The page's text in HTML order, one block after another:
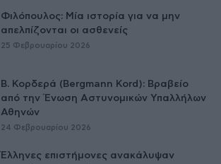
Φιλόπουλος: Μία ιστορία για να μην
απελπίζονται οι ασθενείς
25 Φεβρουαρίου 2026
Β. Κορδερά (Bergmann Kord): Βραβείο
από την Ένωση Αστυνομικών Υπαλλήλων
Αθηνών
24 Φεβρουαρίου 2026
Έλληνες επιστήμονες ανακάλυψαν